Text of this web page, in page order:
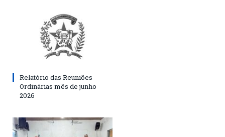
Relatório das Reuniões
Ordinárias mês de junho
2026